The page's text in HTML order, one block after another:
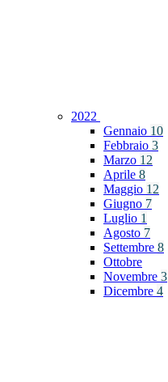
2022
Gennaio 10
Febbraio 3
Marzo 12
Aprile 8
Maggio 12
Giugno 7
Luglio 1
Agosto 7
Settembre 8
Ottobre
Novembre 3
Dicembre 4